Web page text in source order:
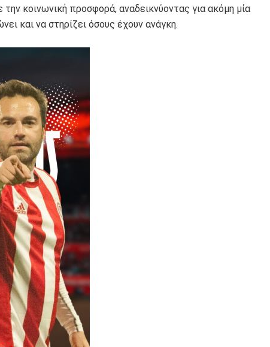
κοινωνική προσφορά, αναδεικνύοντας για ακόμη μία
και να στηρίζει όσους έχουν ανάγκη.